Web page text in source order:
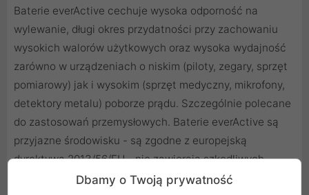
Baterie everActive cechuje wysoka odporność na
wylewanie, długi okres przydatności przy zachowaniu
wysokich walorów użytkowych oraz wysoka wydajność
zarówno w urządzeniach o niskim (piloty, zegary, sprzęt
pomiarowy) jak i wysokim (sprzęt medyczny, mikrofony,
detektory metalu) poborze prądu. Szczególnie polecane
do zastosowań przemysłowych. Baterie everActive są
przyjazne środowisku - są zgodne z europejską
dyrektywą 2013/56/EU - nie zawierają szkodliwych
substancji takich jak rtęć, kadm czy ołów. Zapewniają
Dbamy o Twoją prywatność